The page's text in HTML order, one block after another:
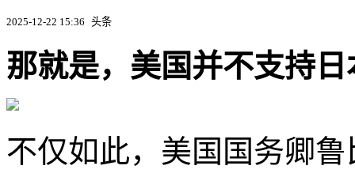
2025-12-22 15:36 头条
那就是，美国并不支持
不仅如此，美国国务卿